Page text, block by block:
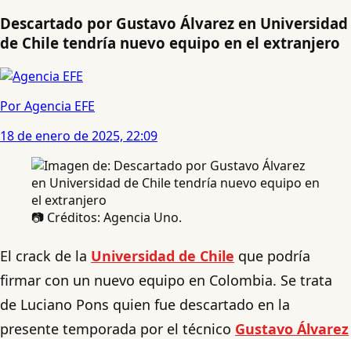
Descartado por Gustavo Álvarez en Universidad
de Chile tendría nuevo equipo en el extranjero
Por Agencia EFE
18 de enero de 2025, 22:09
📷 Créditos: Agencia Uno.
El crack de la Universidad de Chile que podría
firmar con un nuevo equipo en Colombia. Se trata
de Luciano Pons quien fue descartado en la
presente temporada por el técnico Gustavo Álvarez